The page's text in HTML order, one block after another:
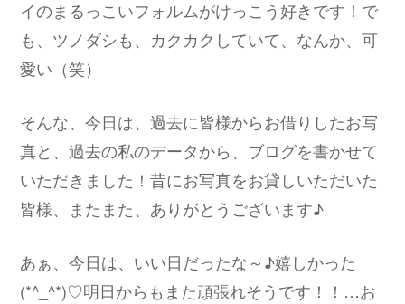
イのまるっこいフォルムがけっこう好きです！で
も、ツノダシも、カクカクしていて、なんか、可
愛い（笑）
そんな、今日は、過去に皆様からお借りしたお写
真と、過去の私のデータから、ブログを書かせて
いただきました！昔にお写真をお貸しいただいた
皆様、またまた、ありがとうございます♪
あぁ、今日は、いい日だったな～♪嬉しかった
(*^_^*)♡明日からもまた頑張れそうです！！…お